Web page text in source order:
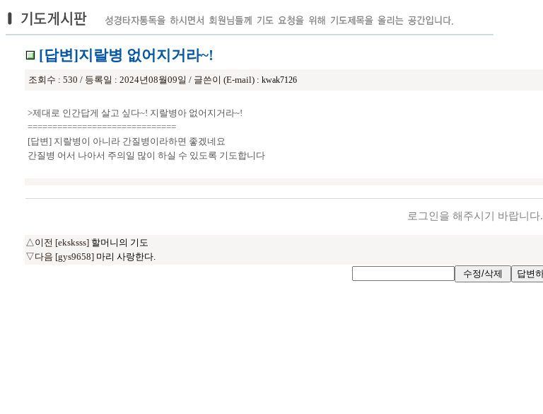
[답변]지랄병 없어지거라~!
조회수 : 530 / 등록일 : 2024년08월09일 / 글쓴이 (E-mail) : kwak7126
>제대로 인간답게 살고 싶다~! 지랄병아 없어지거라~!
==============================
[답변] 지랄병이 아니라 간질병이라하면 좋겠네요
간질병 어서 나아서 주의일 많이 하실 수 있도록 기도합니다
로그인을 해주시기 바랍니다.
△이전 [eksksss] 할머니의 기도
▽다음 [gys9658] 마리 사랑한다.